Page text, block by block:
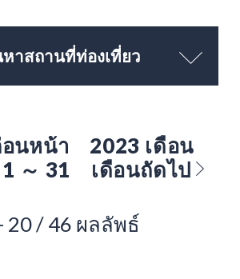
าสถานที่ท่องเที่ยว
นหน้า
2023 เดือน
～ 31
เดือนถัดไป
20 / 46 ผลลัพธ์